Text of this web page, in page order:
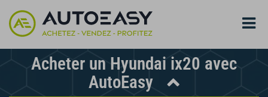
Acheter un Hyundai ix20 avec
AutoEasy